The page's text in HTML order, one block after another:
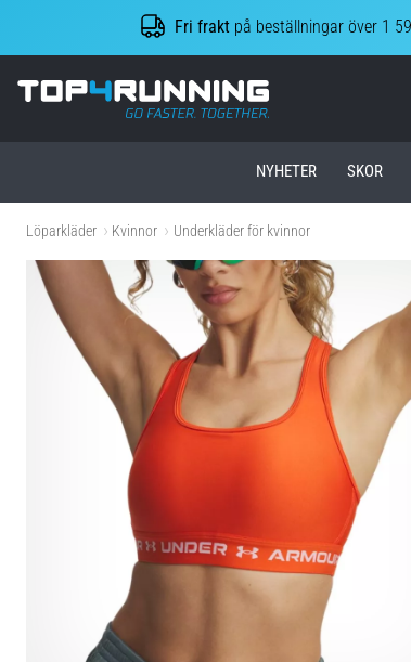
Fri frakt på beställningar över 1
Top4Running.se
NYHETER SKOR
Löparkläder Kvinnor Underkläder för kvinnor